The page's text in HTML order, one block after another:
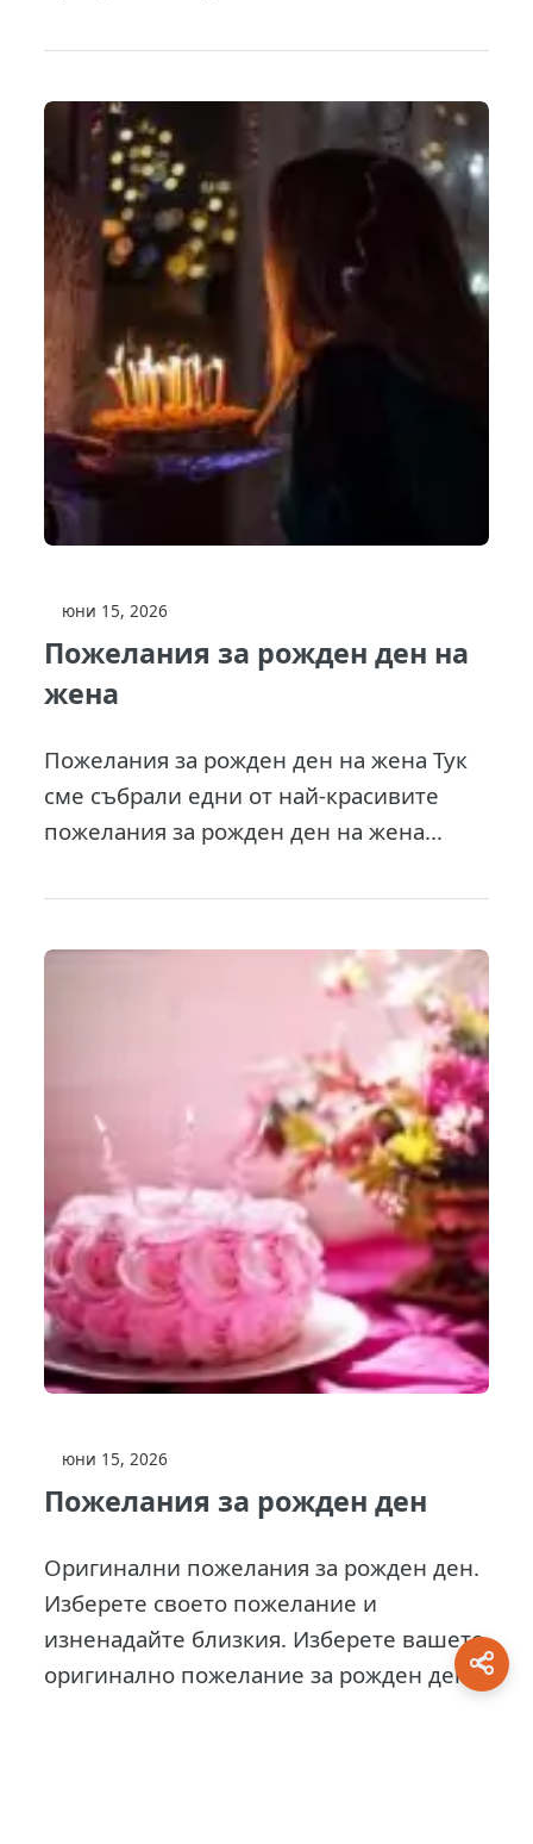
юни 15, 2026
Пожелания за рожден ден на
жена
Пожелания за рожден ден на жена Тук
сме събрали едни от най-красивите
пожелания за рожден ден на жена...
юни 15, 2026
Пожелания за рожден ден
Оригинални пожелания за рожден ден.
Изберете своето пожелание и
изненадайте близкия. Изберете вашето
оригинално пожелание за рожден ден...